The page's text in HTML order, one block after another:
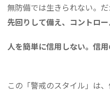
無防備では生きられない。だ
先回りして備え、コントロー
人を簡単に信用しない。信
この「警戒のスタイル」は